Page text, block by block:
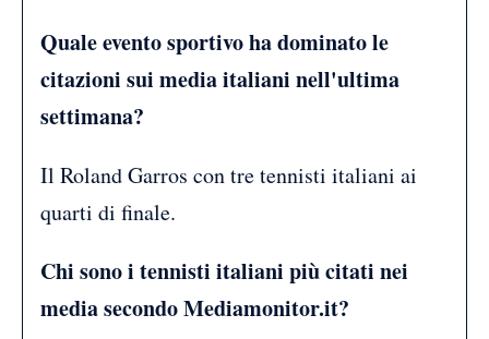
Quale evento sportivo ha dominato le
citazioni sui media italiani nell'ultima
settimana?
Il Roland Garros con tre tennisti italiani ai
quarti di finale.
Chi sono i tennisti italiani più citati nei
media secondo Mediamonitor.it?